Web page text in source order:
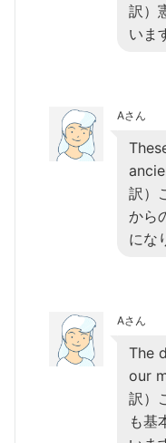
訳）
いま
Aさん
訳）
から
にな
Aさん
The
our
訳）
も基